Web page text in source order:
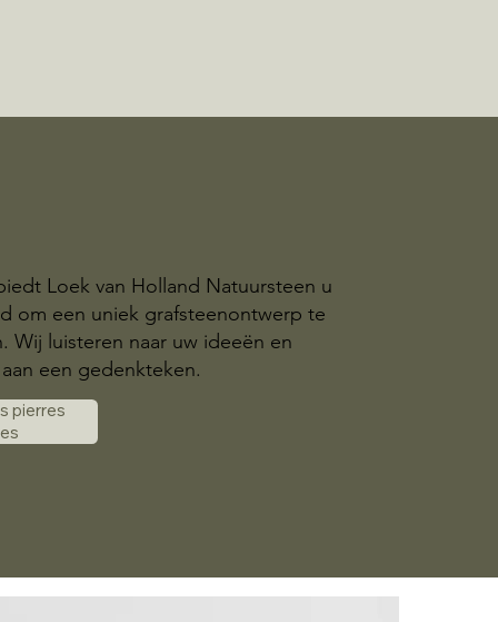
Loek van Holland Natuursteen u
om een uniek grafsteenontwerp te
Wij luisteren naar uw ideeën en
een gedenkteken.
pierres